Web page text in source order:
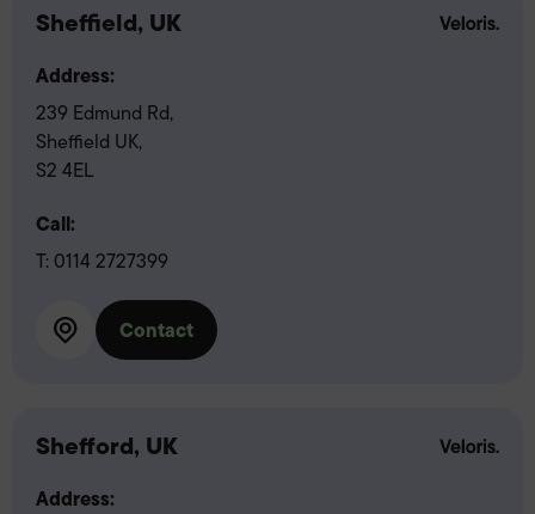
Sheffield, UK
Address:
239 Edmund Rd,
Sheffield UK,
S2 4EL
Call:
T: 0114 2727399
Contact
Shefford, UK
Address: